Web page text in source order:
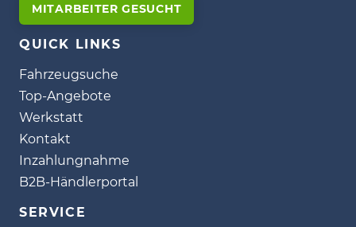
MITARBEITER GESUCHT
QUICK LINKS
Fahrzeugsuche
Top-Angebote
Werkstatt
Kontakt
Inzahlungnahme
B2B-Händlerportal
SERVICE